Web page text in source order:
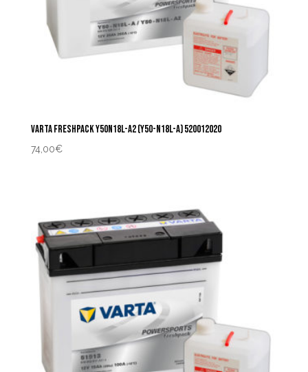
VARTA FRESHPACK Y50N18L-A2 (Y50-N18L-A) 520012020
74,00€